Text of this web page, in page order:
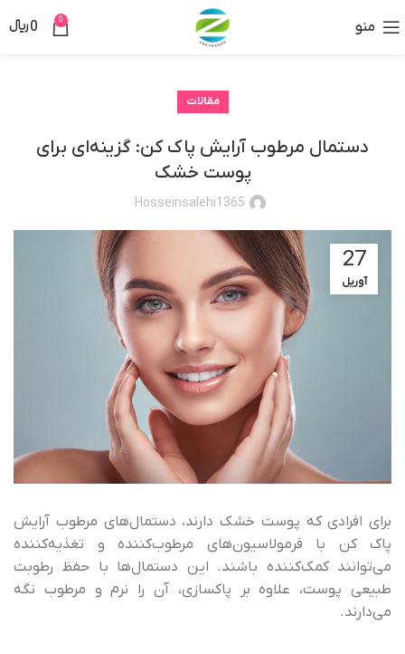
منو 0
0﷼
مقالات
دستمال مرطوب آرایش پاک کن: گزینه‌ای برای
پوست خشک
Hosseinsalehi1365
27
آوریل
برای افرادی که پوست خشک دارند، دستمال‌های مرطوب آرایش
پاک کن با فرمولاسیون‌های مرطوب‌کننده و تغذیه‌کننده
می‌توانند کمک‌کننده باشند. این دستمال‌ها با حفظ رطوبت
طبیعی پوست، علاوه بر پاکسازی، آن را نرم و مرطوب نگه
می‌دارند.